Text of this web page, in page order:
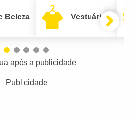
Beleza Vestuário
após a publicidade
Publicidade